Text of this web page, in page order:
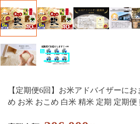
【定期便6回】お米アドバイザーにお
め お米 おこめ 白米 精米 定期 定期便